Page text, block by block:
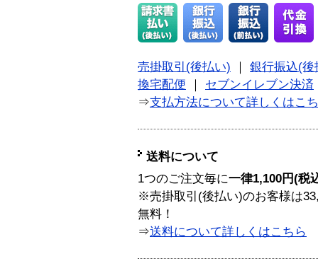
売掛取引(後払い)
銀行振込(後
換宅配便
セブンイレブン決済
⇒支払方法について詳しくはこ
送料について
1つのご注文毎に一律1,100円(税
※売掛取引(後払い)のお客様は
無料！
⇒送料について詳しくはこちら